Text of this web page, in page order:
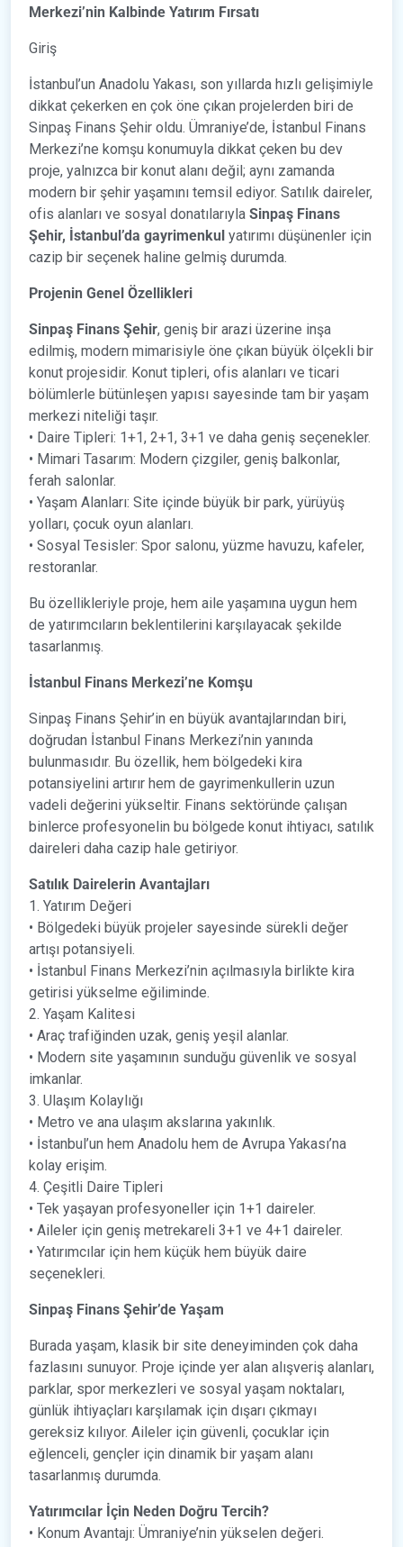
Merkezi’nin Kalbinde Yatırım Fırsatı
Giriş
İstanbul’un Anadolu Yakası, son yıllarda hızlı gelişimiyle
dikkat çekerken en çok öne çıkan projelerden biri de
Sinpaş Finans Şehir oldu. Ümraniye’de, İstanbul Finans
Merkezi’ne komşu konumuyla dikkat çeken bu dev
proje, yalnızca bir konut alanı değil; aynı zamanda
modern bir şehir yaşamını temsil ediyor. Satılık daireler,
ofis alanları ve sosyal donatılarıyla Sinpaş Finans
Şehir, İstanbul’da gayrimenkul yatırımı düşünenler için
cazip bir seçenek haline gelmiş durumda.
Projenin Genel Özellikleri
Sinpaş Finans Şehir, geniş bir arazi üzerine inşa
edilmiş, modern mimarisiyle öne çıkan büyük ölçekli bir
konut projesidir. Konut tipleri, ofis alanları ve ticari
bölümlerle bütünleşen yapısı sayesinde tam bir yaşam
merkezi niteliği taşır.
• Daire Tipleri: 1+1, 2+1, 3+1 ve daha geniş seçenekler.
• Mimari Tasarım: Modern çizgiler, geniş balkonlar,
ferah salonlar.
• Yaşam Alanları: Site içinde büyük bir park, yürüyüş
yolları, çocuk oyun alanları.
• Sosyal Tesisler: Spor salonu, yüzme havuzu, kafeler,
restoranlar.
Bu özellikleriyle proje, hem aile yaşamına uygun hem
de yatırımcıların beklentilerini karşılayacak şekilde
tasarlanmış.
İstanbul Finans Merkezi’ne Komşu
Sinpaş Finans Şehir’in en büyük avantajlarından biri,
doğrudan İstanbul Finans Merkezi’nin yanında
bulunmasıdır. Bu özellik, hem bölgedeki kira
potansiyelini artırır hem de gayrimenkullerin uzun
vadeli değerini yükseltir. Finans sektöründe çalışan
binlerce profesyonelin bu bölgede konut ihtiyacı, satılık
daireleri daha cazip hale getiriyor.
Satılık Dairelerin Avantajları
1. Yatırım Değeri
• Bölgedeki büyük projeler sayesinde sürekli değer
artışı potansiyeli.
• İstanbul Finans Merkezi’nin açılmasıyla birlikte kira
getirisi yükselme eğiliminde.
2. Yaşam Kalitesi
• Araç trafiğinden uzak, geniş yeşil alanlar.
• Modern site yaşamının sunduğu güvenlik ve sosyal
imkanlar.
3. Ulaşım Kolaylığı
• Metro ve ana ulaşım akslarına yakınlık.
• İstanbul’un hem Anadolu hem de Avrupa Yakası’na
kolay erişim.
4. Çeşitli Daire Tipleri
• Tek yaşayan profesyoneller için 1+1 daireler.
• Aileler için geniş metrekareli 3+1 ve 4+1 daireler.
• Yatırımcılar için hem küçük hem büyük daire
seçenekleri.
Sinpaş Finans Şehir’de Yaşam
Burada yaşam, klasik bir site deneyiminden çok daha
fazlasını sunuyor. Proje içinde yer alan alışveriş alanları,
parklar, spor merkezleri ve sosyal yaşam noktaları,
günlük ihtiyaçları karşılamak için dışarı çıkmayı
gereksiz kılıyor. Aileler için güvenli, çocuklar için
eğlenceli, gençler için dinamik bir yaşam alanı
tasarlanmış durumda.
Yatırımcılar İçin Neden Doğru Tercih?
• Konum Avantajı: Ümraniye’nin yükselen değeri.